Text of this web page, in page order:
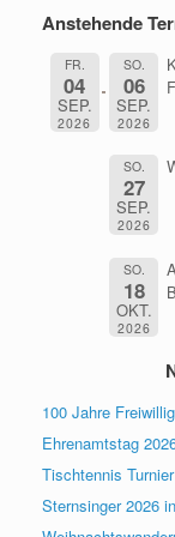
Anstehende
FR.
04
SEP.
2026
SO.
06
SEP.
2026
SO.
27
SEP.
2026
SO.
18
OKT.
2026
100 Jahre
Ehrenamtstag
Tischtennis Turnier
Sternsinger 2026